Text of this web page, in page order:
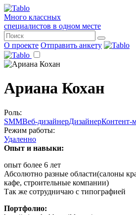
Много классных
специалистов в одном месте
О проекте Отправить анкету
Ариана Кохан
Роль:
SMMВеб-дизайнерДизайнерКонтент-
Режим работы:
Удаленно
Опыт и навыки:
опыт более 6 лет
Абсолютно разные области(салоны
кафе, строительные компании)
Так же сотрудничаю с типографией
Портфолио: